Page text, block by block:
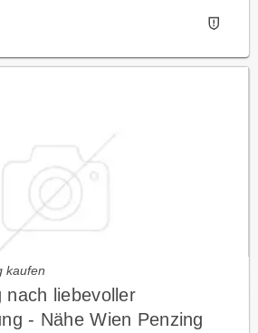
kaufen
nach liebevoller
- Nähe Wien Penzing